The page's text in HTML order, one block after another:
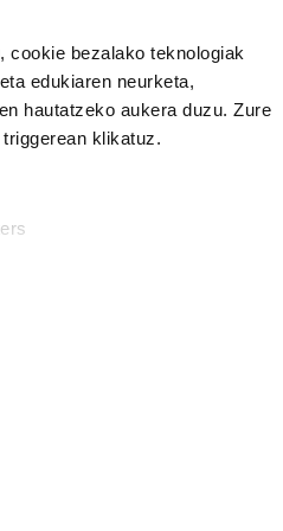
cookie bezalako teknologiak
edukiaren neurketa,
hautatzeko aukera duzu. Zure
klikatuz.
Harpidetu
Horretarako zure